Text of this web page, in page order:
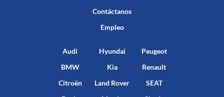
Contáctanos
Empleo
Audi
BMW
Citroën
Hyundai
Kia
Land Rover
Peugeot
Renault
SEAT